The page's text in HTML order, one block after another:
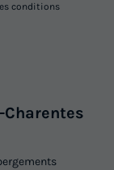
conditions